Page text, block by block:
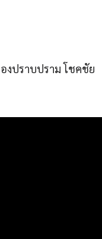
งปราบปราม โชคชัย